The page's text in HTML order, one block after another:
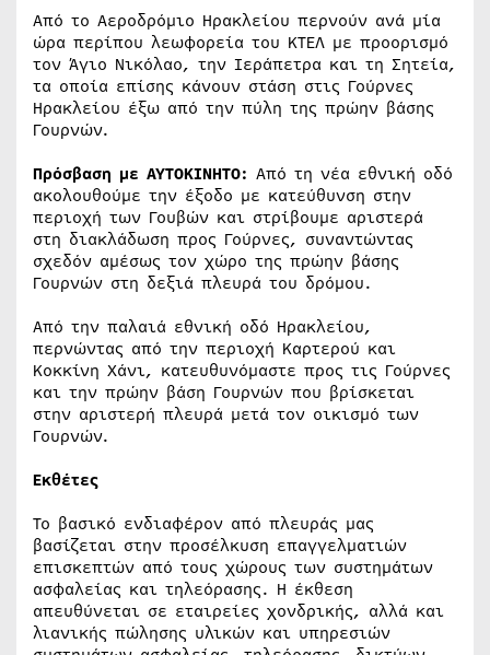
Από το Αεροδρόμιο Ηρακλείου περνούν ανά μία
ώρα περίπου λεωφορεία του ΚΤΕΛ με προορισμό
τον Άγιο Νικόλαο, την Ιεράπετρα και τη Σητεία,
τα οποία επίσης κάνουν στάση στις Γούρνες
Ηρακλείου έξω από την πύλη της πρώην βάσης
Γουρνών.
Πρόσβαση με ΑΥΤΟΚΙΝΗΤΟ: Από τη νέα εθνική οδό
ακολουθούμε την έξοδο με κατεύθυνση στην
περιοχή των Γουβών και στρίβουμε αριστερά
στη διακλάδωση προς Γούρνες, συναντώντας
σχεδόν αμέσως τον χώρο της πρώην βάσης
Γουρνών στη δεξιά πλευρά του δρόμου.
Από την παλαιά εθνική οδό Ηρακλείου,
περνώντας από την περιοχή Καρτερού και
Κοκκίνη Χάνι, κατευθυνόμαστε προς τις Γούρνες
και την πρώην βάση Γουρνών που βρίσκεται
στην αριστερή πλευρά μετά τον οικισμό των
Γουρνών.
Εκθέτες
Το βασικό ενδιαφέρον από πλευράς μας
βασίζεται στην προσέλκυση επαγγελματιών
επισκεπτών από τους χώρους των συστημάτων
ασφαλείας και τηλεόρασης. Η έκθεση
απευθύνεται σε εταιρείες χονδρικής, αλλά και
λιανικής πώλησης υλικών και υπηρεσιών